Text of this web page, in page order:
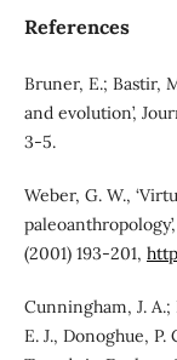
References
Bruner, E.; Bastir,
and evolution’,
3-5.
Weber, G. W.,
(2001) 193-201,
Cunningham, J. A.;
E. J., Donoghue, P.